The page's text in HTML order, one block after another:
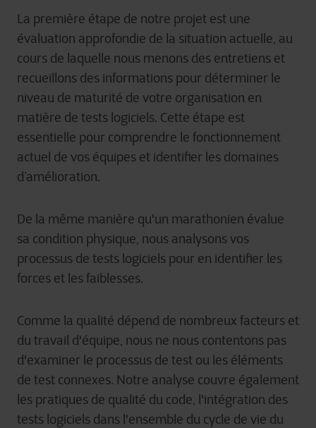
La première étape de notre projet est une
évaluation approfondie de la situation actuelle, au
cours de laquelle nous menons des entretiens et
recueillons des informations pour déterminer le
niveau de maturité de votre organisation en
matière de tests logiciels. Cette étape est
essentielle pour comprendre le fonctionnement
actuel de vos équipes et identifier les domaines
d’amélioration.
De la même manière qu'un marathonien évalue
sa condition physique, nous analysons vos
processus de tests logiciels pour en identifier les
forces et les faiblesses.
Comme la qualité dépend de nombreux facteurs et
du travail d'équipe, nous ne nous contentons pas
d'examiner le processus de test ou les éléments
de test connexes. Notre analyse couvre également
les pratiques de qualité du code, l'intégration des
tests logiciels dans l'ensemble du cycle de vie du